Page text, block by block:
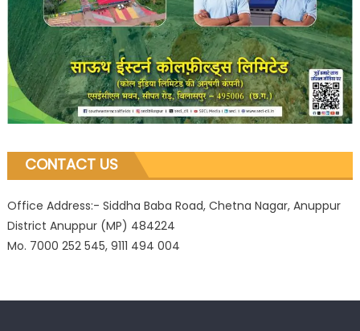
CONTACT US
Office Address:- Siddha Baba Road, Chetna Nagar, Anuppur
District Anuppur (MP) 484224
Mo. 7000 252 545, 9111 494 004